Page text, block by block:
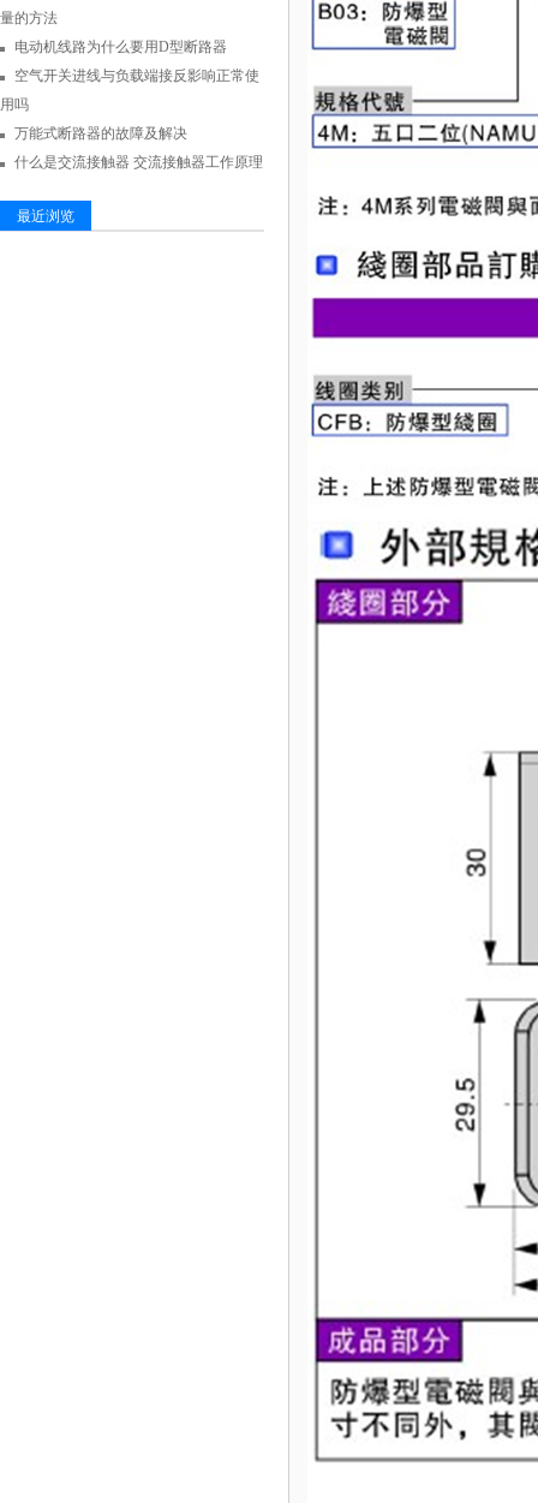
量的方法
电动机线路为什么要用D型断路器
空气开关进线与负载端接反影响正常使
用吗
万能式断路器的故障及解决
什么是交流接触器 交流接触器工作原理
最近浏览